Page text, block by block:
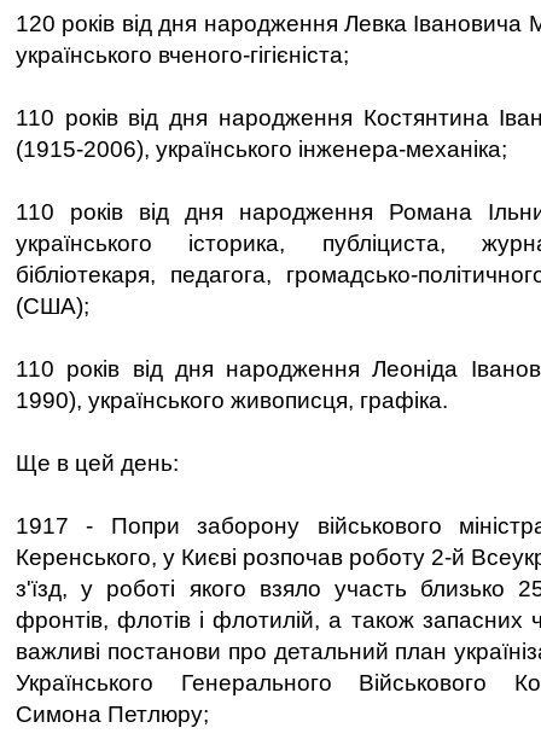
120 років від дня народження Левка
українського вченого-гігієніста;
110 років від дня народження Костянтина
(1915-2006), українського інженера-механіка;
110 років від дня народження Романа
українського історика, публіциста,
бібліотекаря, педагога, громадсько-
(США);
110 років від дня народження Леоніда
1990), українського живописця, графіка.
Ще в цей день:
1917 - Попри заборону військового
Керенського, у Києві розпочав роботу 2-й
з'їзд, у роботі якого взяло участь близько
фронтів, флотів і флотилій, а також запасних
важливі постанови про детальний план
Українського Генерального Військового
Симона Петлюру;